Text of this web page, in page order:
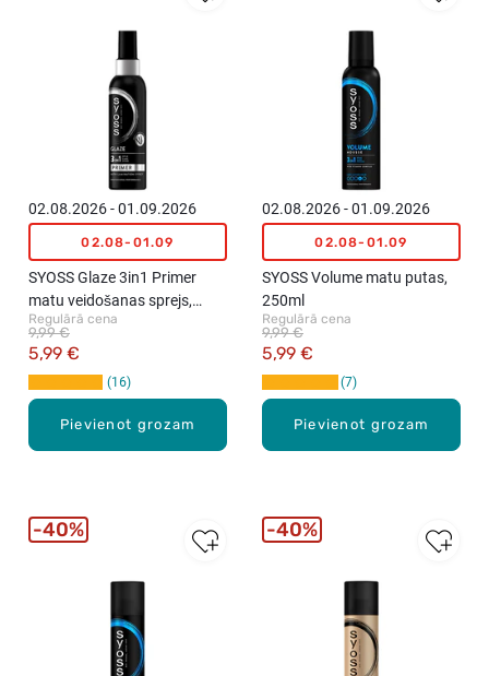
Pievienot grozam
02.08.2026 - 01.09.2026
02.08-01.09
SYOSS Glaze 3in1 Primer
matu veidošanas sprejs,
150ml
Regulārā cena
5,99 €
9,99 €
16
Pievienot grozam
02.08.2026 - 01.09.2026
02.08-01.09
SYOSS Volume matu putas,
250ml
Regulārā cena
5,99 €
9,99 €
7
40% 40%